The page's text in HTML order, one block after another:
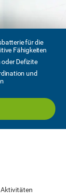
für die
Fähigkeiten
Defizite
und